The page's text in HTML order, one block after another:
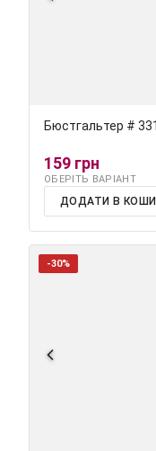
Бюстгальтер #
159 грн
ОБЕРІТЬ ВАРІАНТ
ДОДАТИ В
-30%